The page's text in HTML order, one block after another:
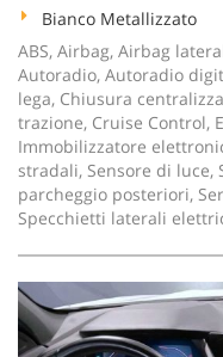
Bianco Metallizzato
ABS, Airbag, Airbag
Autoradio, Autoradio
lega, Chiusura
trazione, Cruise Control,
Immobilizzatore
stradali, Sensore di luce,
parcheggio posteriori,
Specchietti laterali